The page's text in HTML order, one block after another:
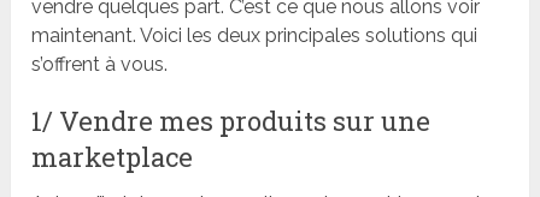
vendre quelques part. C’est ce que nous allons voir
maintenant. Voici les deux principales solutions qui
s’offrent à vous.
1/ Vendre mes produits sur une
marketplace